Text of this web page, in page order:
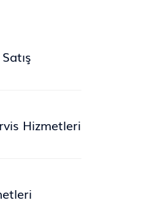
Hizmetleri